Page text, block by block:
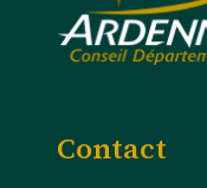
Contact